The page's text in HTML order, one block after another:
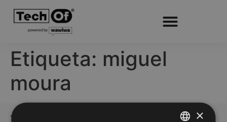
Etiqueta: miguel
moura
TechOf - Tech Training ×